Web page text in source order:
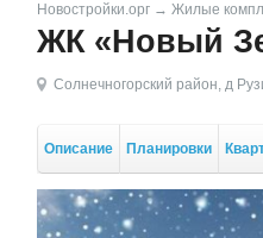
Новостройки.орг → Жилые
ЖК «Новый
Солнечногорский район, д
Описание Планировки